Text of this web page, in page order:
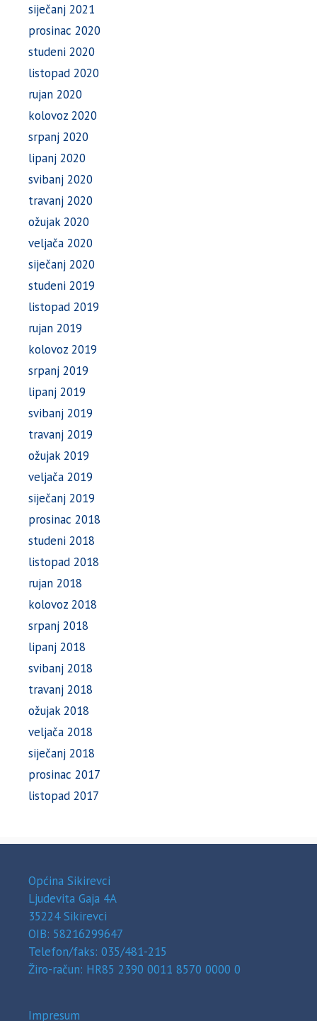
siječanj 2021
prosinac 2020
studeni 2020
listopad 2020
rujan 2020
kolovoz 2020
srpanj 2020
lipanj 2020
svibanj 2020
travanj 2020
ožujak 2020
veljača 2020
siječanj 2020
studeni 2019
listopad 2019
rujan 2019
kolovoz 2019
srpanj 2019
lipanj 2019
svibanj 2019
travanj 2019
ožujak 2019
veljača 2019
siječanj 2019
prosinac 2018
studeni 2018
listopad 2018
rujan 2018
kolovoz 2018
srpanj 2018
lipanj 2018
svibanj 2018
travanj 2018
ožujak 2018
veljača 2018
siječanj 2018
prosinac 2017
listopad 2017
Općina Sikirevci
Ljudevita Gaja 4A
35224 Sikirevci
OIB: 58216299647
Telefon/faks: 035/481-215
Žiro-račun: HR85 2390 0011 8570 0000 0
Impresum